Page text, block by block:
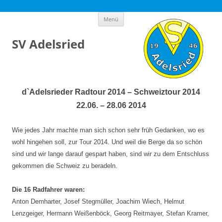
SV Adelsried
Menü Zum
springen
d`Adelsrieder Radtour 2014 – Schweiztour 2014
22.06. – 28.06 2014
Wie jedes Jahr machte man sich schon sehr früh Gedanken, wo es
wohl hingehen soll, zur Tour 2014. Und weil die Berge da so schön
sind und wir lange darauf gespart haben, sind wir zu dem Entschluss
gekommen die Schweiz zu beradeln.
Die 16 Radfahrer waren:
Anton Demharter, Josef Stegmüller, Joachim Wiech, Helmut
Lenzgeiger, Hermann Weißenböck, Georg Reitmayer, Stefan Kramer,